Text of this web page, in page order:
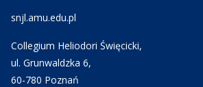
snjl.amu.edu.pl
Collegium Heliodori Święcicki,
ul. Grunwaldzka 6,
60-780 Poznań